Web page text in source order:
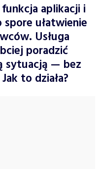
aplikacji i
ułatwienie
Usługa
poradzić
sytuacją — bez
to działa?